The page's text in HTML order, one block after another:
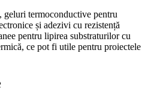
geluri termoconductive pentru
și adezivi cu rezistență
pentru lipirea substraturilor cu
ce pot fi utile pentru proiectele